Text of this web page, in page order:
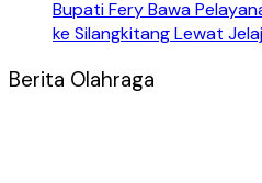
Bupati Fery Bawa
ke Silangkitang Lewat
Berita Olahraga